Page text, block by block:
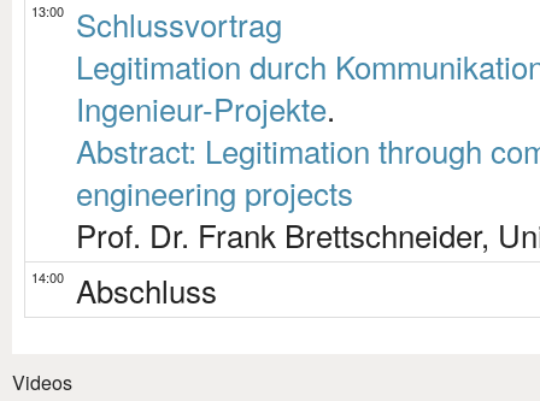
13:00
Schlussvortrag
Legitimation durch
Ingenieur-Projekte.
Abstract: Legitimation through
engineering projects
Prof. Dr. Frank Brettschneider,
14:00 Abschluss
Videos